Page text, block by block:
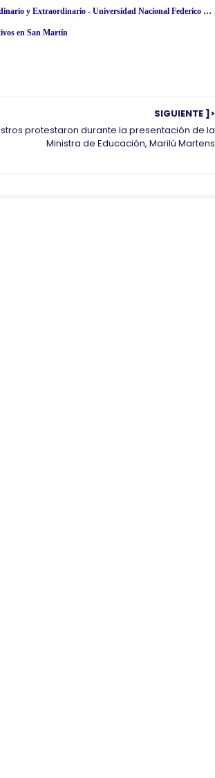
Resultados UNFV 2024 (Domingo 28 Abril) Lista de Ingresantes - Examen Admisión Ordinario y Extraordinario - Universidad Nacional Federico Villarreal - www·unfv·edu·pe
en San Martín
SIGUIENTE ]>
protestaron durante la presentación de la
Ministra de Educación, Marilú Martens